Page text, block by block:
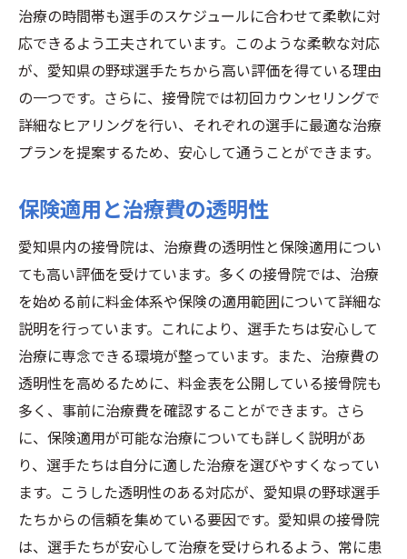
治療の時間帯も選手のスケジュールに合わせて柔軟に対
応できるよう工夫されています。このような柔軟な対応
が、愛知県の野球選手たちから高い評価を得ている理由
の一つです。さらに、接骨院では初回カウンセリングで
詳細なヒアリングを行い、それぞれの選手に最適な治療
プランを提案するため、安心して通うことができます。
保険適用と治療費の透明性
愛知県内の接骨院は、治療費の透明性と保険適用につい
ても高い評価を受けています。多くの接骨院では、治療
を始める前に料金体系や保険の適用範囲について詳細な
説明を行っています。これにより、選手たちは安心して
治療に専念できる環境が整っています。また、治療費の
透明性を高めるために、料金表を公開している接骨院も
多く、事前に治療費を確認することができます。さら
に、保険適用が可能な治療についても詳しく説明があ
り、選手たちは自分に適した治療を選びやすくなってい
ます。こうした透明性のある対応が、愛知県の野球選手
たちからの信頼を集めている要因です。愛知県の接骨院
は、選手たちが安心して治療を受けられるよう、常に患